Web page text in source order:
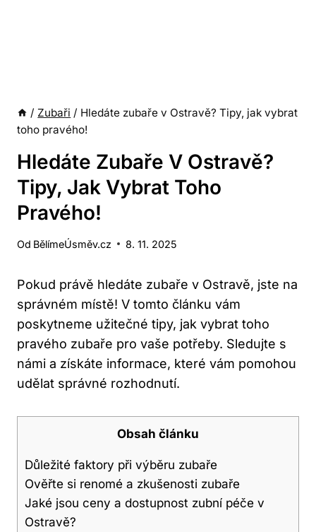
/ Zubaři / Hledáte zubaře v Ostravě? Tipy, jak vybrat
toho pravého!
Hledáte Zubaře V Ostravě?
Tipy, Jak Vybrat Toho
Pravého!
Od BělímeÚsměv.cz 8. 11. 2025
Pokud právě hledáte zubaře v Ostravě, jste na
správném místě! V tomto článku vám
poskytneme užitečné tipy, jak vybrat toho
pravého zubaře pro vaše potřeby. Sledujte s
námi a získáte informace, které vám pomohou
udělat správné rozhodnutí.
Obsah článku
Důležité faktory při výběru zubaře
Ověřte si renomé a zkušenosti zubaře
Jaké jsou ceny a dostupnost zubní péče v
Ostravě?